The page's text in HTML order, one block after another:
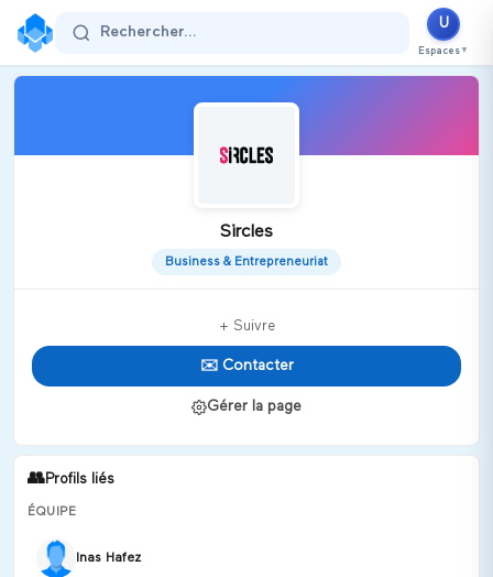
Rechercher...
U
Espaces ▼
Sircles
Business & Entrepreneuriat
+ Suivre
✉️ Contacter
Gérer la page
👥Profils liés
ÉQUIPE
Inas Hafez